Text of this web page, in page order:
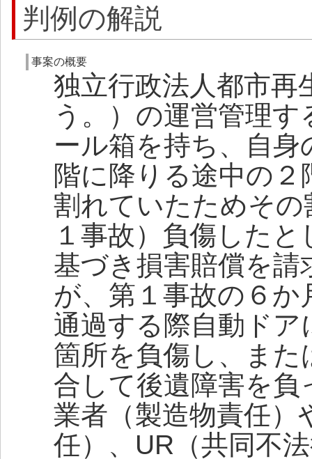
判例の解説
事案の概要
独立行政法人都市再
う。）の運営管理
ール箱を持ち、自
階に降りる途中の
割れていたためそ
１事故）負傷した
基づき損害賠償を
が、第１事故の６
通過する際自動ドア
箇所を負傷し、ま
合して後遺障害を
業者（製造物責任）
任）、UR（共同不